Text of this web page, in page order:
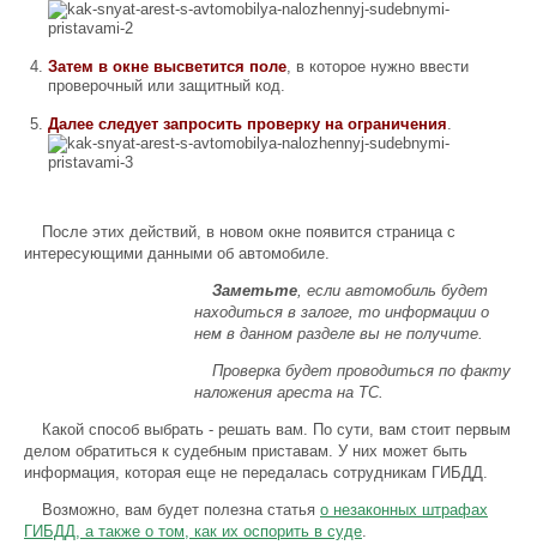
Затем в окне высветится поле, в которое нужно ввести
проверочный или защитный код.
Далее следует запросить проверку на ограничения.
После этих действий, в новом окне появится страница с
интересующими данными об автомобиле.
Заметьте, если автомобиль будет
находиться в залоге, то информации о
нем в данном разделе вы не получите.
Проверка будет проводиться по факту
наложения ареста на ТС.
Какой способ выбрать - решать вам. По сути, вам стоит первым
делом обратиться к судебным приставам. У них может быть
информация, которая еще не передалась сотрудникам ГИБДД.
Возможно, вам будет полезна статья о незаконных штрафах
ГИБДД, а также о том, как их оспорить в суде.